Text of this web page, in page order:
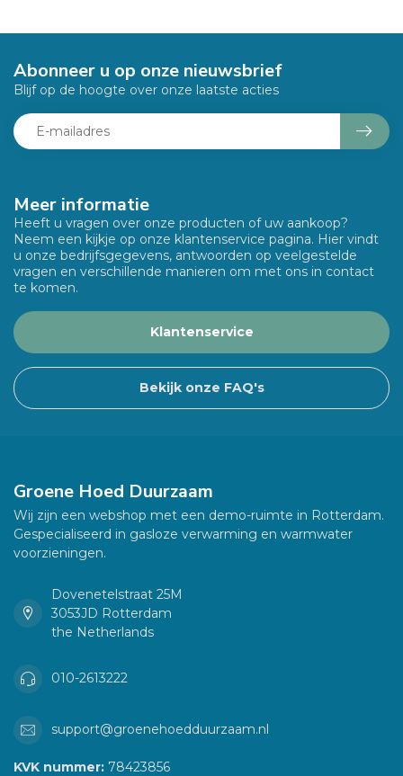
Meer informatie
Heeft u vragen over onze producten of uw aankoop?
Neem een kijkje op onze klantenservice pagina. Hier vindt
u onze bedrijfsgegevens, antwoorden op veelgestelde
vragen en verschillende manieren om met ons in contact
te komen.
Klantenservice
Bekijk onze FAQ's
Abonneer u op onze nieuwsbrief
Blijf op de hoogte over onze laatste acties
Groene Hoed Duurzaam
Wij zijn een webshop met een demo-ruimte in Rotterdam.
Gespecialiseerd in gasloze verwarming en warmwater
voorzieningen.
Dovenetelstraat 25M
3053JD Rotterdam
the Netherlands
010-2613222
support@groenehoedduurzaam.nl
KVK nummer: 78423856